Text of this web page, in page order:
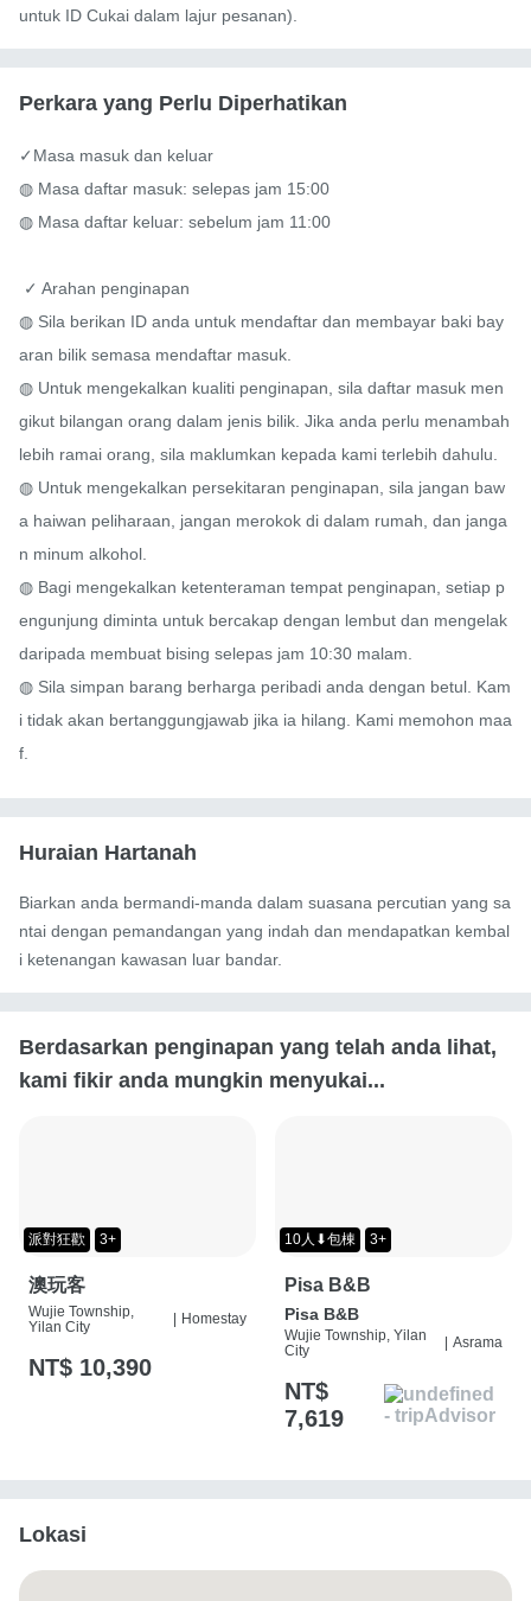
untuk ID Cukai dalam lajur pesanan).
Perkara yang Perlu Diperhatikan
✓Masa masuk dan keluar
◍ Masa daftar masuk: selepas jam 15:00
◍ Masa daftar keluar: sebelum jam 11:00
◍ Sila berikan ID anda untuk mendaftar dan membayar baki bay
aran bilik semasa mendaftar masuk.
◍ Untuk mengekalkan kualiti penginapan, sila daftar masuk men
gikut bilangan orang dalam jenis bilik. Jika anda perlu menambah
lebih ramai orang, sila maklumkan kepada kami terlebih dahulu.
◍ Untuk mengekalkan persekitaran penginapan, sila jangan baw
a haiwan peliharaan, jangan merokok di dalam rumah, dan janga
n minum alkohol.
◍ Bagi mengekalkan ketenteraman tempat penginapan, setiap p
engunjung diminta untuk bercakap dengan lembut dan mengelak
daripada membuat bising selepas jam 10:30 malam.
◍ Sila simpan barang berharga peribadi anda dengan betul. Kam
i tidak akan bertanggungjawab jika ia hilang. Kami memohon maa
f.
Huraian Hartanah
Biarkan anda bermandi-manda dalam suasana percutian yang sa
ntai dengan pemandangan yang indah dan mendapatkan kembal
i ketenangan kawasan luar bandar.
Berdasarkan penginapan yang telah anda lihat,
kami fikir anda mungkin menyukai...
派對狂歡 3+
澳玩客
Wujie Township,
Yilan City
Homestay
NT$ 10,390
10人⬇包棟 3+
Pisa B&B
Pisa B&B
Wujie Township, Yilan
City
Asrama
NT$
7,619
Lokasi